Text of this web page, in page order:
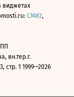
виджетах
СМИ2,
вн.тер.г.
1 1999—2026